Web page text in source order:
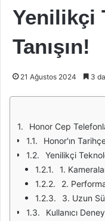
Yenilikçi
Tanışın!
21 Ağustos 2024 3
Honor Cep
Honor'ın
Yenilikçi
1.
2.
3. Uzun
Kullanıcı